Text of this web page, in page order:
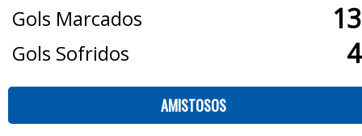
Gols Marcados
Gols Sofridos
AMISTOSOS